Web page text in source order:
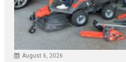
August 6, 2026